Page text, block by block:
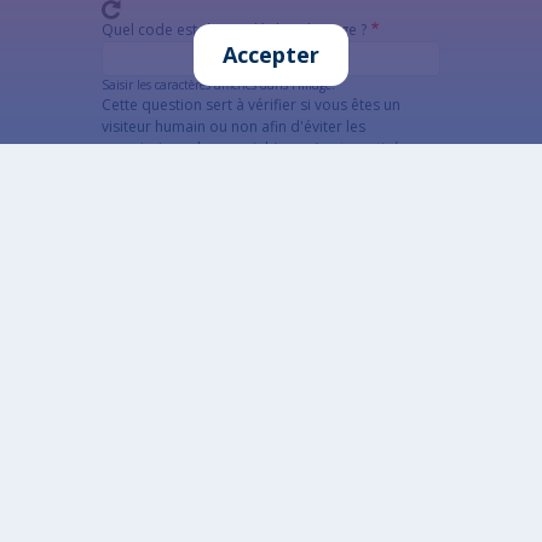
Quel code est dissimulé dans l'image ?
Saisir les caractères affichés dans l'image.
Cette question sert à vérifier si vous êtes un
visiteur humain ou non afin d'éviter les
soumissions de pourriel (spam) automatisées.
Accepter